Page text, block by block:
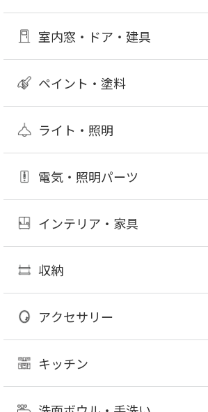
室内窓・ドア・建具
ペイント・塗料
ライト・照明
電気・照明パーツ
インテリア・家具
収納
アクセサリー
キッチン